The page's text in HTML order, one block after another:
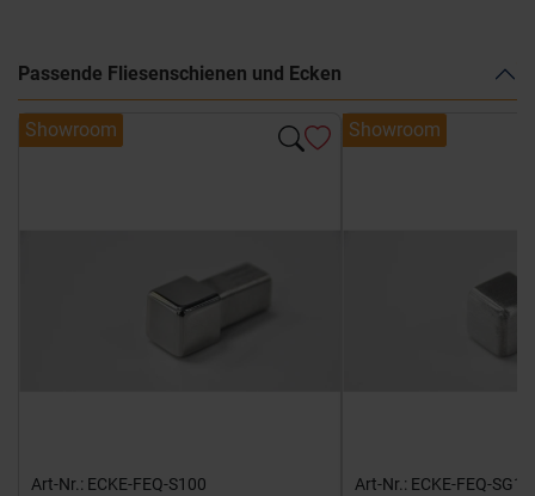
Passende Fliesenschienen und Ecken
Showroom
Art-Nr.: ECKE-FEQ-S100
Showroom
Art-Nr.: ECKE-FEQ-